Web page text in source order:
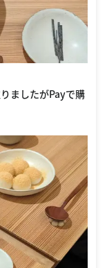
ましたがPayで購